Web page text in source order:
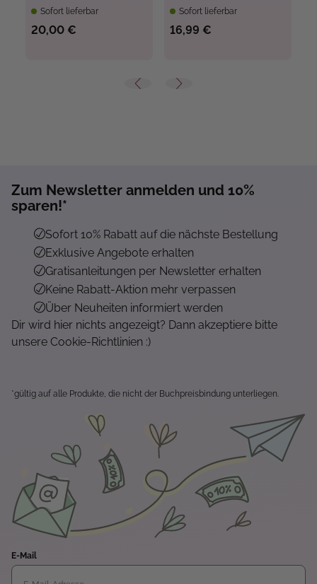
Sofort lieferbar
20,00 €
Sofort lieferbar
16,99 €
Zum Newsletter anmelden und 10%
sparen!*
Sofort 10% Rabatt auf die nächste Bestellung
Exklusive Angebote erhalten
Gratisanleitungen per Newsletter erhalten
Keine Rabatt-Aktion mehr verpassen
Über Neuheiten informiert werden
Dir wird hier nichts angezeigt? Dann akzeptiere bitte
unsere Cookie-Richtlinien :)
*gültig auf alle Produkte, die nicht der Buchpreisbindung unterliegen.
E-Mail